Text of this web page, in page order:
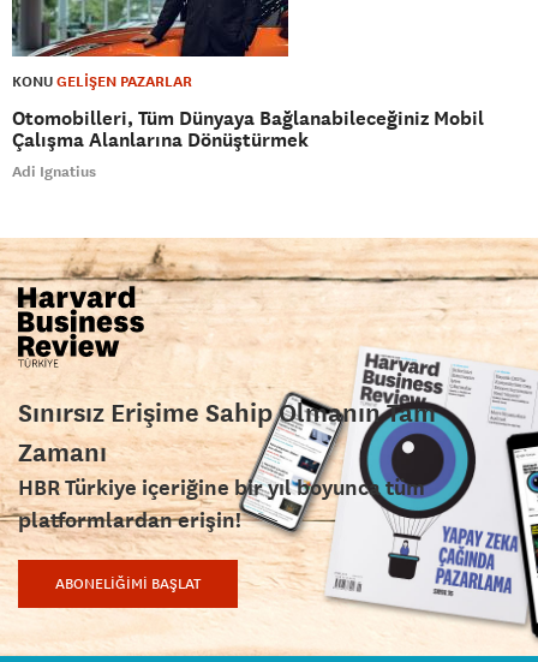
KONUGELİŞEN PAZARLAR
Otomobilleri, Tüm Dünyaya Bağlanabileceğiniz Mobil
Çalışma Alanlarına Dönüştürmek
Adi Ignatius
Sınırsız Erişime Sahip Olmanın Tam
Zamanı
HBR Türkiye içeriğine bir yıl boyunca tüm
platformlardan erişin!
ABONELİĞİMİ BAŞLAT